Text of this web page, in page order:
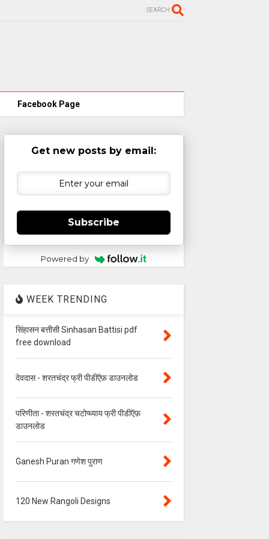
SEARCH
Facebook Page
Get new posts by email:
Subscribe
Powered by
WEEK TRENDING
सिंहासन बत्तीसी Sinhasan Battisi pdf
free download
देवदास - शरतचंद्र फ्री पीडीऍफ़ डाउनलोड
परिणीता - शरतचंद्र चटोप्ध्याय फ्री पीडीऍफ़
डाउनलोड
Ganesh Puran गणेश पुराण
120 New Rangoli Designs